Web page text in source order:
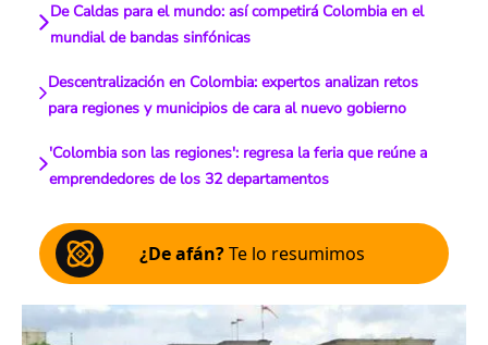
De Caldas para el mundo: así competirá Colombia en el
mundial de bandas sinfónicas
Descentralización en Colombia: expertos analizan retos
para regiones y municipios de cara al nuevo gobierno
'Colombia son las regiones': regresa la feria que reúne a
emprendedores de los 32 departamentos
¿De afán?Te lo resumimos